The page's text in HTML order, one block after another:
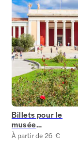
Billets pour le
musée
archéologique
À partir de 26 €